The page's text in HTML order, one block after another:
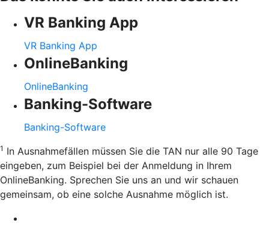
VR Banking App
VR Banking App
OnlineBanking
OnlineBanking
Banking-Software
Banking-Software
1 In Ausnahmefällen müssen Sie die TAN nur alle 90 Tage
eingeben, zum Beispiel bei der Anmeldung in Ihrem
OnlineBanking. Sprechen Sie uns an und wir schauen
gemeinsam, ob eine solche Ausnahme möglich ist.